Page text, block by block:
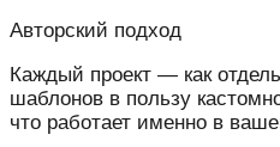
Авторский подход
Каждый проект — как
шаблонов в пользу
что работает именно в